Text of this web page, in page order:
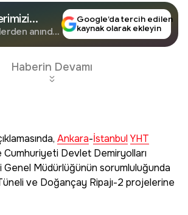
Takip
anında
Google’da tercih edilen
kaynak olarak ekleyin
Haberin Devamı
Ankara-İstanbulYHT
Cumhuriyeti Devlet Demiryolları
Müdürlüğünün sorumluluğunda
ve Doğançay Ripajı-2 projelerine